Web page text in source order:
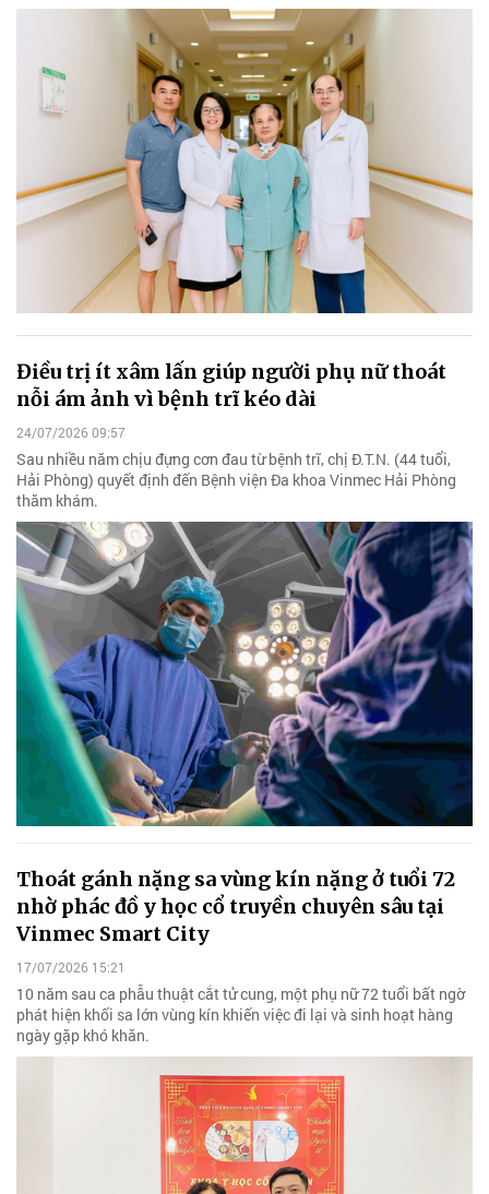
Điều trị ít xâm lấn giúp người phụ nữ thoát
nỗi ám ảnh vì bệnh trĩ kéo dài
24/07/2026 09:57
Sau nhiều năm chịu đựng cơn đau từ bệnh trĩ, chị Đ.T.N. (44 tuổi,
Hải Phòng) quyết định đến Bệnh viện Đa khoa Vinmec Hải Phòng
thăm khám.
Thoát gánh nặng sa vùng kín nặng ở tuổi 72
nhờ phác đồ y học cổ truyền chuyên sâu tại
Vinmec Smart City
17/07/2026 15:21
10 năm sau ca phẫu thuật cắt tử cung, một phụ nữ 72 tuổi bất ngờ
phát hiện khối sa lớn vùng kín khiến việc đi lại và sinh hoạt hàng
ngày gặp khó khăn.